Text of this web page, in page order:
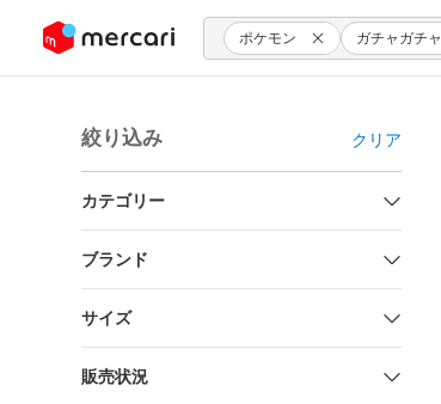
ツにスキップ ポケモン ガチャガチャ
絞り込み クリア
カテゴリー
ブランド
サイズ
販売状況